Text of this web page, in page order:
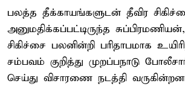
பலத்த தீக்காயங்களுடன் தீவிர
அனுமதிக்கப்பட்டிருந்த
சிகிச்சை பலனின்றி பரிதாபமாக
சம்பவம் குறித்து முறப்பநாடு
செய்து விசாரணை நடத்தி